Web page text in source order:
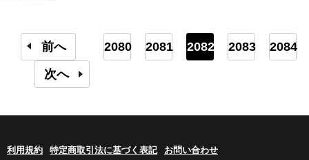
前へ 2080 2081 2082 2083
2084
次へ
利用規約 特定商取引法に基づく表記 お問い合わせ